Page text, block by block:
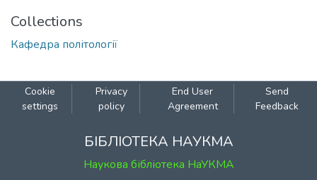
Collections
Кафедра політології
Cookie
settings
Privacy
policy
End User
Agreement
Send
Feedback
БІБЛІОТЕКА НАУКМА
Наукова бібліотека НаУКМА